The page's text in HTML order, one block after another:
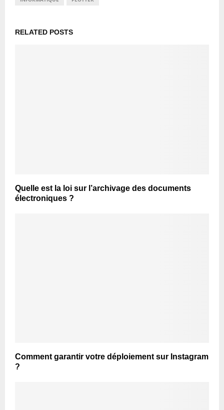
RELATED POSTS
Quelle est la loi sur l’archivage des documents
électroniques ?
Comment garantir votre déploiement sur Instagram
?